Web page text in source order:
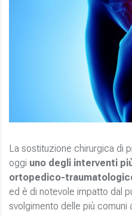
La sostituzione chirurgica di
oggi uno degli interventi
ortopedico-
ed è di notevole impatto dal
svolgimento delle più comuni